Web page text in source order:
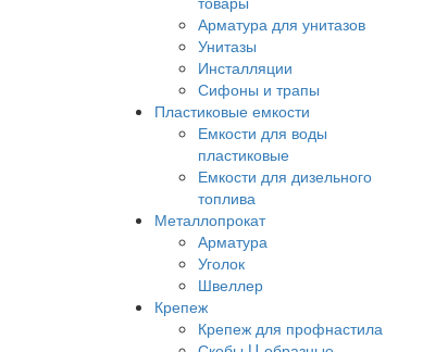
Арматура для унитазов
Унитазы
Инсталляции
Сифоны и трапы
Пластиковые емкости
Емкости для воды
пластиковые
Емкости для дизельного
топлива
Металлопрокат
Арматура
Уголок
Швеллер
Крепеж
Крепеж для профнастила